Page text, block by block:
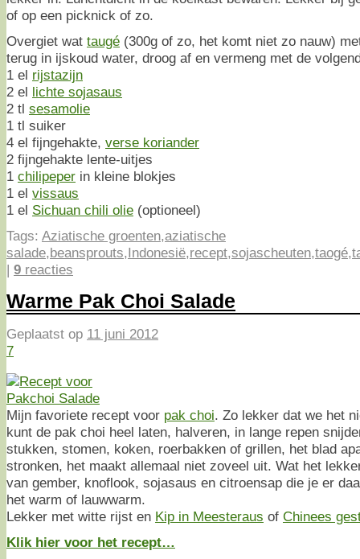
of op een picknick of zo.
Overgiet wat taugé (300g of zo, het komt niet zo nauw)
terug in ijskoud water, droog af en vermeng met de
1 el rijstazijn
2 el lichte sojasaus
2 tl sesamolie
1 tl suiker
4 el fijngehakte, verse koriander
2 fijngehakte lente-uitjes
1 chilipeper in kleine blokjes
1 el vissaus
1 el Sichuan chili olie (optioneel)
Tags: Aziatische groenten,aziatische
salade,beansprouts,Indonesië,recept,sojascheuten,taogé,
| 9 reacties
Warme Pak Choi Salade
Geplaatst op 11 juni 2012
7
Mijn favoriete recept voor pak choi. Zo lekker dat we het
kunt de pak choi heel laten, halveren, in lange repen
stukken, stomen, koken, roerbakken of grillen, het blad
stronken, het maakt allemaal niet zoveel uit. Wat het
van gember, knoflook, sojasaus en citroensap die je er
het warm of lauwwarm.
Lekker met witte rijst en Kip in Meesteraus of Chinees
Klik hier voor het recept…